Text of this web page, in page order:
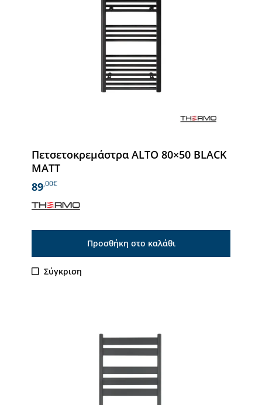
Πετσετοκρεμάστρα ALTO 80×50 BLACK
MATT
89,00€
Προσθήκη στο καλάθι
Σύγκριση